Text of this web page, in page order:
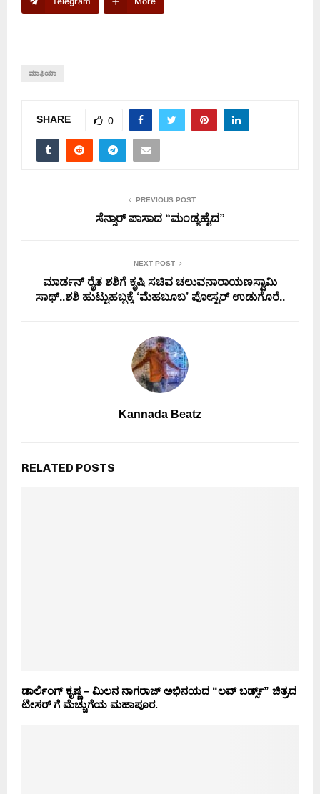
ಮಾಫಿಯಾ
SHARE 0
PREVIOUS POST
ಸೆನ್ಸಾರ್ ಪಾಸಾದ “ಮಂಡ್ಯಹೈದ”
NEXT POST
ಮಾರ್ಡನ್ ರೈತ ಶಶಿಗೆ ಕೃಷಿ ಸಚಿವ ಚಲುವನಾರಾಯಣಸ್ವಾಮಿ
ಸಾಥ್..ಶಶಿ ಹುಟ್ಟುಹಬ್ಬಕ್ಕೆ ‘ಮೆಹಬೂಬ’ ಪೋಸ್ಟರ್ ಉಡುಗೊರೆ..
Kannada Beatz
RELATED POSTS
ಡಾರ್ಲಿಂಗ್ ಕೃಷ್ಣ – ಮಿಲನ ನಾಗರಾಜ್ ಅಭಿನಯದ “ಲವ್ ಬರ್ಡ್ಸ್” ಚಿತ್ರದ
ಟೀಸರ್ ಗೆ ಮೆಚ್ಚುಗೆಯ ಮಹಾಪೂರ.